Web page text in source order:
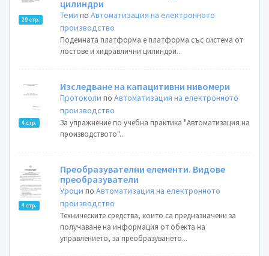
29 стр.
цилиндри
Теми поАвтоматизация на електронното
производство
Подемната платформа е платформа със система от
лостове и хидравлични цилиндри...
4 стр.
Изследване на капацитивни нивомери
Протоколи поАвтоматизация на електронното
производство
За упражнение по учебна практика "Автоматизация на
производството"...
4 стр.
Преобразувателни елементи. Видове
преобразуватели
Уроци поАвтоматизация на електронното
производство
Техническите средства, които са предназначени за
получаване на информация от обекта на
управлението, за преобразуването...